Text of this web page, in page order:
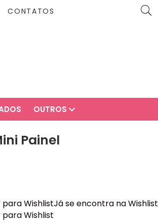
CONTATOS
OUTROS
Painel
para WishlistJá se encontra na Wishlist
Wishlist